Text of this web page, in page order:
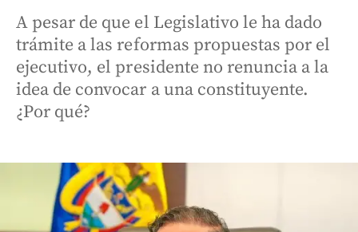
A pesar de que el Legislativo le ha dado
trámite a las reformas propuestas por el
ejecutivo, el presidente no renuncia a la
idea de convocar a una constituyente.
¿Por qué?